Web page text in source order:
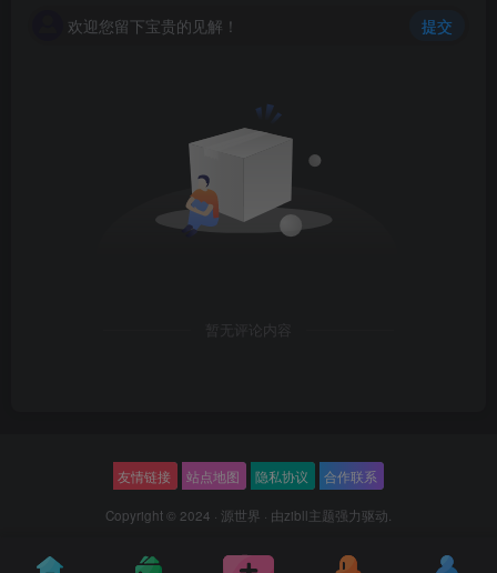
欢迎您留下宝贵的见解！ 提交
暂无评论内容
友情链接 站点地图 隐私协议 合作联系
Copyright © 2024 · 源世界 · 由zibll主题强力驱动.